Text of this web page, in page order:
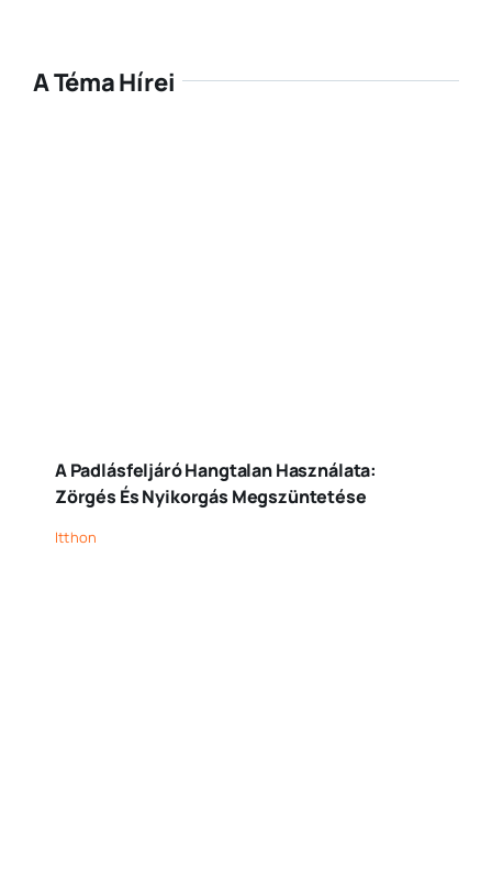
A Téma Hírei
A Padlásfeljáró Hangtalan Használata:
Zörgés És Nyikorgás Megszüntetése
Itthon